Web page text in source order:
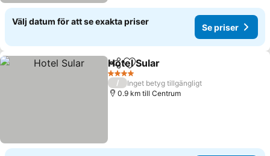
Välj datum för att se exakta priser
Se priser
Dela Lägg till i Mina Favoriter
Hotel Sular
4 Stjärnor
/
Inget betyg tillgängligt
0.9 km till Centrum